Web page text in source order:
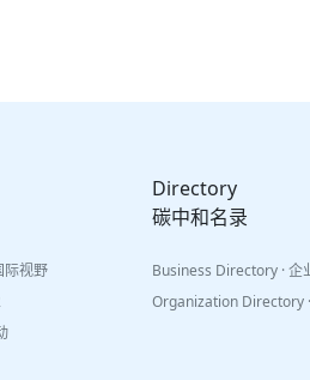
际视野
Directory
碳中和名录
Business Directory · 企
Organization Directory